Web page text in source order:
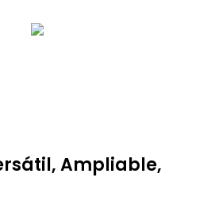
Ampliable,